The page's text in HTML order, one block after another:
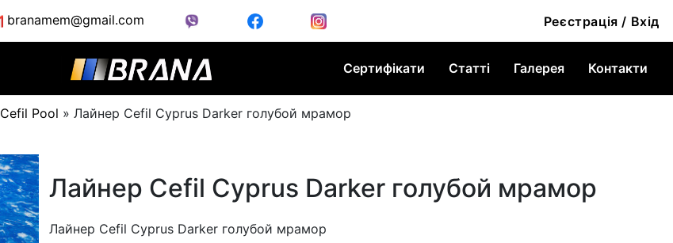
branamem@gmail.com Реєстрація / Вхід
Сертифікати Статті Галерея Контакти
Cefil Pool » Лайнер Cefil Cyprus Darker голубой мрамор
Лайнер Cefil Cyprus Darker голубой мрамор
Лайнер Cefil Cyprus Darker голубой мрамор